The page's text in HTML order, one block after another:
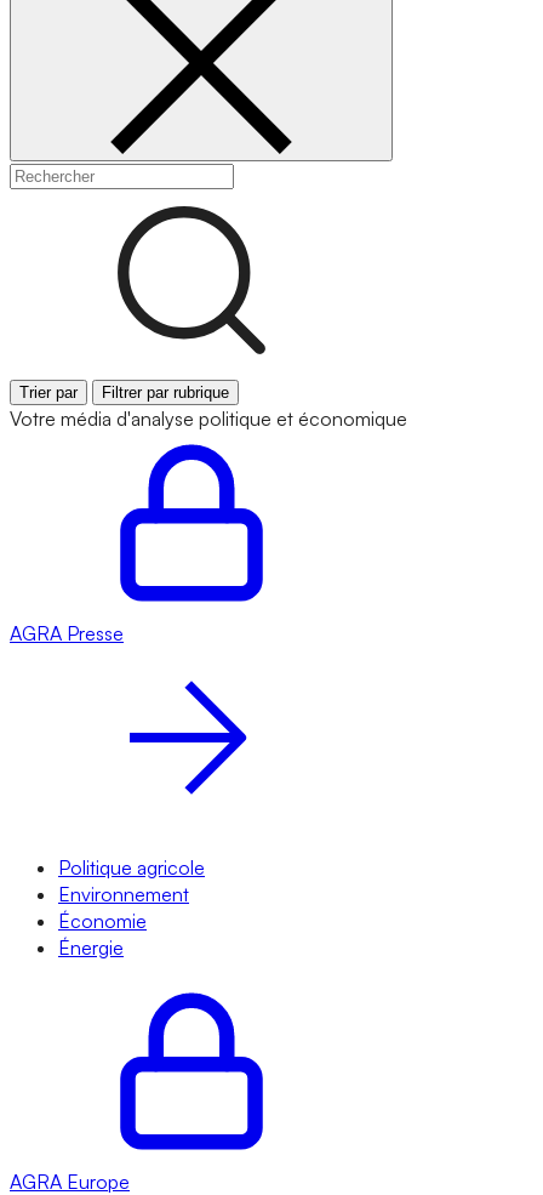
Trier par Filtrer par rubrique
Votre média d'analyse politique et économique
AGRA Presse
Politique agricole
Environnement
Économie
Énergie
AGRA Europe